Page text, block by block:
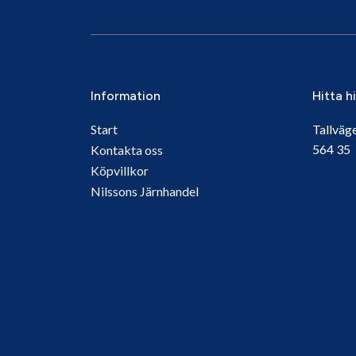
Information
Start
Kontakta oss
Köpvillkor
Nilssons Järnhandel
Hitta
564 35